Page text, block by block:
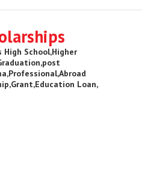
School,Higher
Loan,